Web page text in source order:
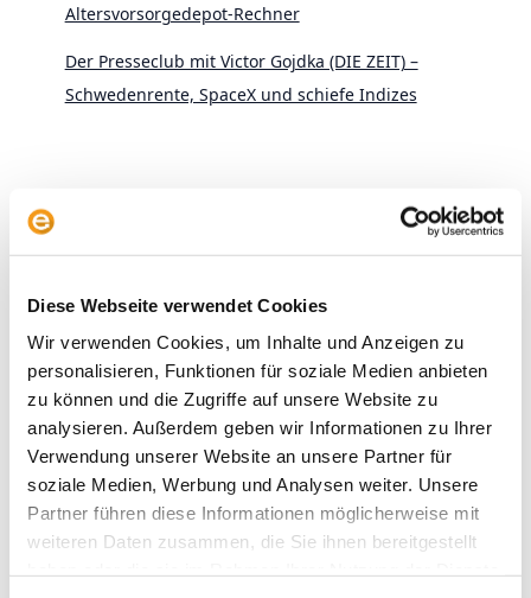
Diese Webseite verwendet Cookies
Wir verwenden Cookies, um Inhalte und Anzeigen zu
personalisieren, Funktionen für soziale Medien anbieten
zu können und die Zugriffe auf unsere Website zu
analysieren. Außerdem geben wir Informationen zu Ihrer
Verwendung unserer Website an unsere Partner für
soziale Medien, Werbung und Analysen weiter. Unsere
Partner führen diese Informationen möglicherweise mit
weiteren Daten zusammen, die Sie ihnen bereitgestellt
Altersvorsorgedepot-Rechner
Der Presseclub mit Victor Gojdka (DIE ZEIT) –
Schwedenrente, SpaceX und schiefe Indizes
Archive
2026
2025
2024
2023
2021
2020